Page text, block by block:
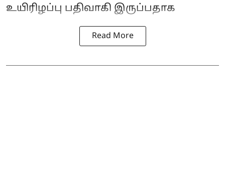
உயிரிழப்பு பதிவாகி இருப்பதாக
Read More